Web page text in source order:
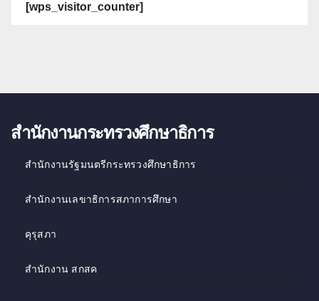
[wps_visitor_counter]
สำนักงานกระทรวงศึกษาธิการ
สำนักงานรัฐมนตรีกระทรวงศึกษาธิการ
สำนักงานเลขาธิการสภาการศึกษา
คุรุสภา
สำนักงาน สกสค